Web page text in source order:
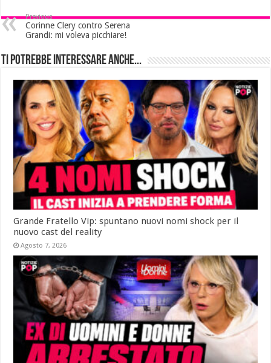
Previous
Corinne Clery contro Serena
Grandi: mi voleva picchiare!
Ti potrebbe interessare anche...
Grande Fratello Vip: spuntano nuovi nomi shock per il
nuovo cast del reality
Agosto 7, 2026